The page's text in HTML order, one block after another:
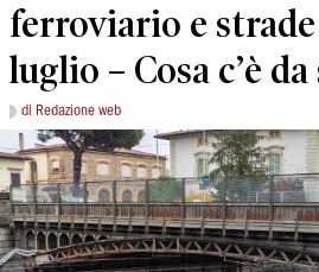
ferroviario e strade
luglio – Cosa c’è
di Redazione web